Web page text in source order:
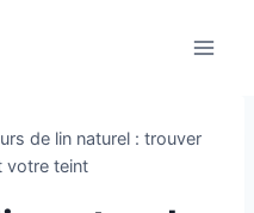
de lin naturel : trouver
votre teint